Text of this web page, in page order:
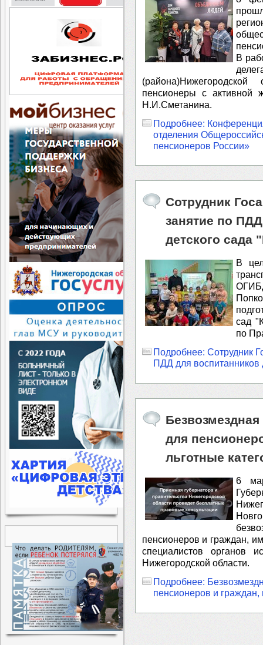
⁣В
пенсионеры с активной
Н.И.Сметанина.
Подробнее:
отделения
пенсионеров России»
Сотрудник
занятие по
детского сада
В
сад
по
Подробнее: Сотрудник
ПДД для воспитанников
для
льготные
6
пенсионеров и граждан,
специалистов органов
Нижегородской области.
Подробнее:
пенсионеров и